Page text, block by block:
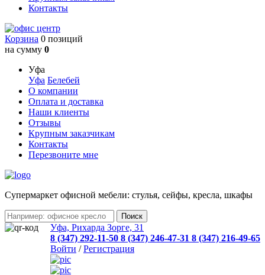
Контакты
Корзина 0 позиций
на сумму 0
Уфа
Уфа Белебей
О компании
Оплата и доставка
Наши клиенты
Отзывы
Крупным заказчикам
Контакты
Перезвоните мне
Cупермаркет офисной мебели: стулья, сейфы, кресла, шкафы
Уфа, Рихарда Зорге, 31
8 (347) 292-11-50 8 (347) 246-47-31 8 (347) 216-49-65
Войти /Регистрация